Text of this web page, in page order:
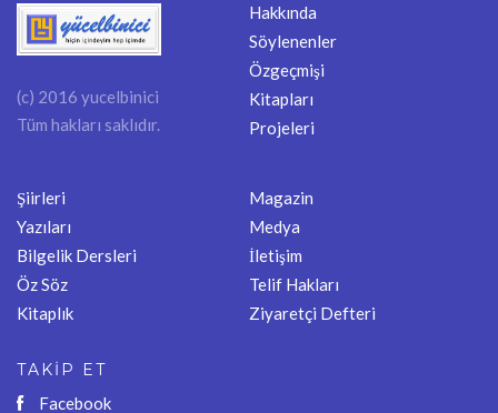
(c) 2016 yucelbinici
Tüm hakları saklıdır.
Hakkında
Söylenenler
Özgeçmişi
Kitapları
Projeleri
Şiirleri
Yazıları
Bilgelik Dersleri
Öz Söz
Kitaplık
Magazin
Medya
İletişim
Telif Hakları
Ziyaretçi Defteri
TAKİP ET
Facebook